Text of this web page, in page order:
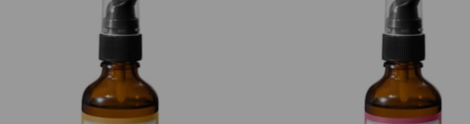
Florame
distilasyonu
geçmiş,
3.